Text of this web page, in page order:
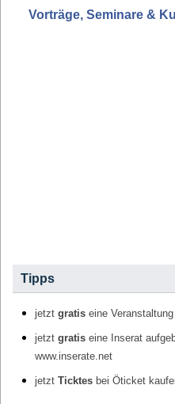
Vorträge, Seminare &
Tipps
jetzt gratis eine
jetzt gratis eine Inserat
www.inserate.net
jetzt Ticktes bei Öticket